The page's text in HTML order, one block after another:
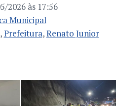
2026 às 17:56
Municipal
,Prefeitura,Renato Junior